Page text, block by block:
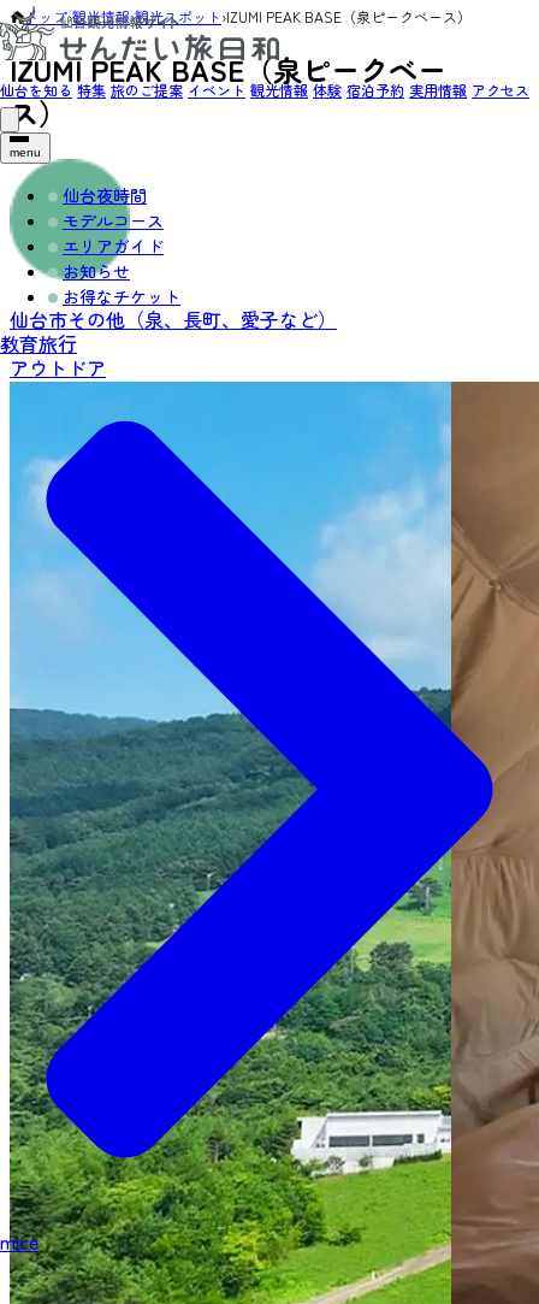
仙台を知る 特集 旅のご提案 イベント 観光情報 体験 宿泊予約 実用情報 アクセス
menu
仙台夜時間
モデルコース
エリアガイド
お知らせ
お得なチケット
教育旅行
mice
トップ›観光情報›観光スポット›IZUMI PEAK BASE（泉ピークベース）
IZUMI PEAK BASE（泉ピークベー
ス）
仙台市その他（泉、長町、愛子など）
アウトドア